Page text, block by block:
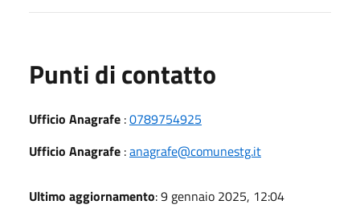
Punti di contatto
Ufficio Anagrafe :0789754925
Ufficio Anagrafe :anagrafe@comunestg.it
Ultimo aggiornamento: 9 gennaio 2025, 12:04